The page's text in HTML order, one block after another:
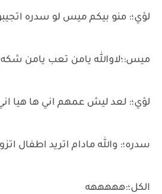
لؤي؛: منو بيكم ميس لو سدره
ميس:؛لاوالله يامن تعب يامن شكه
لؤي؛: لعد ليش عمهم اني ها هيا اني
سدره؛: والله مادام اتريد اطفال
الكل؛:هههههه